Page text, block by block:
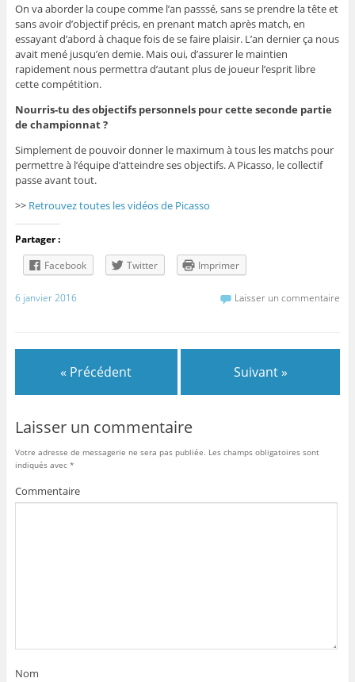
On va aborder la coupe comme l’an passsé, sans se prendre la tête et
sans avoir d’objectif précis, en prenant match après match, en
essayant d’abord à chaque fois de se faire plaisir. L’an dernier ça nous
avait mené jusqu’en demie. Mais oui, d’assurer le maintien
rapidement nous permettra d’autant plus de joueur l’esprit libre
cette compétition.
Nourris-tu des objectifs personnels pour cette seconde partie
de championnat ?
Simplement de pouvoir donner le maximum à tous les matchs pour
permettre à l’équipe d’atteindre ses objectifs. A Picasso, le collectif
passe avant tout.
>> Retrouvez toutes les vidéos de Picasso
Partager :
Facebook
Twitter Imprimer
6 janvier 2016 Laisser un commentaire
« Précédent Suivant »
Laisser un commentaire
Votre adresse de messagerie ne sera pas publiée. Les champs obligatoires sont
indiqués avec *
Commentaire
Nom